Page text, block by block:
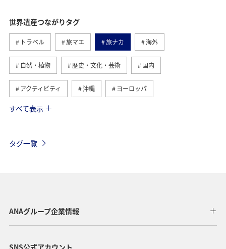
世界遺産つながりタグ
トラベル 旅マエ 旅ナカ 海外
自然・植物 歴史・文化・芸術 国内
アクティビティ 沖縄 ヨーロッパ
趣味
ワーケーション 知床 鹿児島県
すべて表示
タグ一覧
ANAグループ企業情報
SNS公式アカウント